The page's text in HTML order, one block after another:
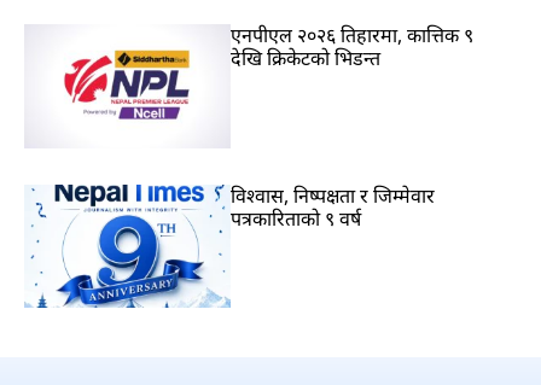
एनपीएल २०२६ तिहारमा, कात्तिक ९
देखि क्रिकेटको भिडन्त
विश्वास, निष्पक्षता र जिम्मेवार
पत्रकारिताको ९ वर्ष